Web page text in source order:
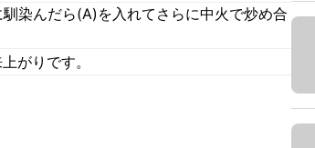
染んだら(A)を入れてさらに中火で炒め合
がりです。